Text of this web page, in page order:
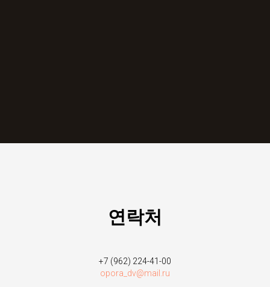
연락처
+7 (962) 224-41-00
opora_dv@mail.ru